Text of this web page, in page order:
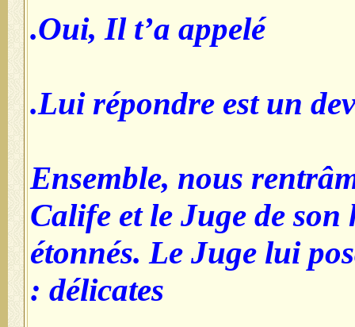
Oui, Il t’a appelé.
Lui répondre est un
Ensemble, nous
Calife et le Juge de
étonnés. Le Juge lui
délicates :